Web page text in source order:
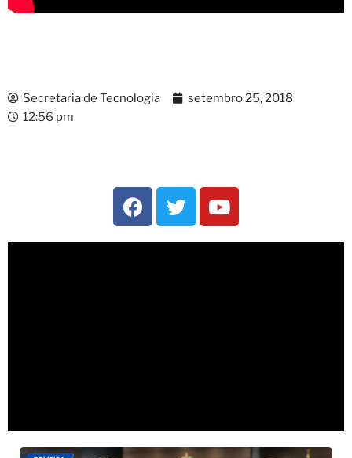
Secretaria de Tecnologia
setembro 25, 2018
12:56 pm